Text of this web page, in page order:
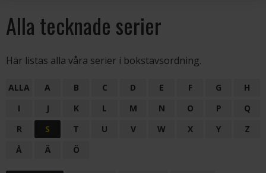
Alla tecknade serier
Här listas alla våra serier i bokstavsordning.
ALLA A B C D E F G
H
I
J K L M N O P
Q
R
S T U V W X Y
Z
Å
Ä Ö